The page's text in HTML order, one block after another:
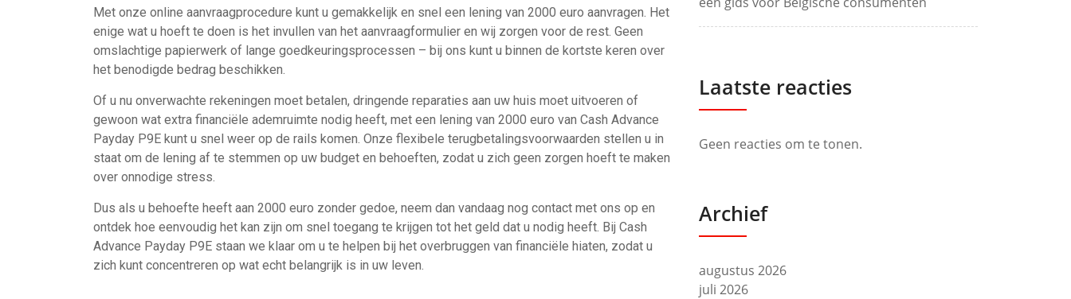
Met onze online aanvraagprocedure kunt u gemakkelijk en snel een lening van 2000 euro aanvragen. Het
enige wat u hoeft te doen is het invullen van het aanvraagformulier en wij zorgen voor de rest. Geen
omslachtige papierwerk of lange goedkeuringsprocessen – bij ons kunt u binnen de kortste keren over
het benodigde bedrag beschikken.
Of u nu onverwachte rekeningen moet betalen, dringende reparaties aan uw huis moet uitvoeren of
gewoon wat extra financiële ademruimte nodig heeft, met een lening van 2000 euro van Cash Advance
Payday P9E kunt u snel weer op de rails komen. Onze flexibele terugbetalingsvoorwaarden stellen u in
staat om de lening af te stemmen op uw budget en behoeften, zodat u zich geen zorgen hoeft te maken
over onnodige stress.
Dus als u behoefte heeft aan 2000 euro zonder gedoe, neem dan vandaag nog contact met ons op en
ontdek hoe eenvoudig het kan zijn om snel toegang te krijgen tot het geld dat u nodig heeft. Bij Cash
Advance Payday P9E staan we klaar om u te helpen bij het overbruggen van financiële hiaten, zodat u
zich kunt concentreren op wat echt belangrijk is in uw leven.
Laatste reacties
Geen reacties om te tonen.
Archief
augustus 2026
juli 2026